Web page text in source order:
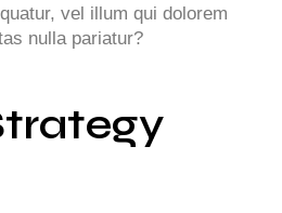
vel illum qui dolorem
nulla pariatur?